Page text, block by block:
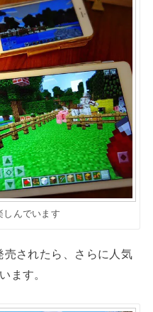
しんでいます
売されたら、さらに人気
ます。